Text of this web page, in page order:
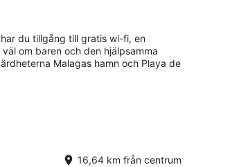
du tillgång till gratis wi-fi, en
om baren och den hjälpsamma
Malagas hamn och Playa de
16,64 km från centrum